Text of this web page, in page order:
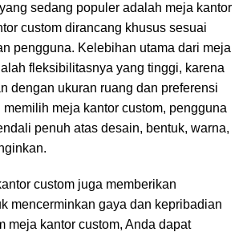
sedang populer adalah meja kantor
custom dirancang khusus sesuai
pengguna. Kelebihan utama dari meja
fleksibilitasnya yang tinggi, karena
dengan ukuran ruang dan preferensi
meja kantor custom, pengguna
penuh atas desain, bentuk, warna,
custom juga memberikan
mencerminkan gaya dan kepribadian
meja kantor custom, Anda dapat